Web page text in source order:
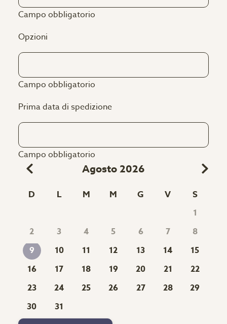
Campo obbligatorio
Opzioni
Campo obbligatorio
Prima data di spedizione
Campo obbligatorio
Agosto 2026
D L M M G V S
1
2
3 4 5 6 7
8
9
10 11 12 13 14
15
16
17 18 19 20 21
22
23
24 25 26 27 28
29
30
31